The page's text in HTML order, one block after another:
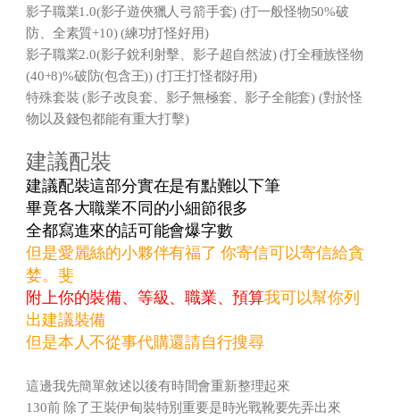
影子職業1.0(影子遊俠獵人弓箭手套) (打一般怪物50%破
防、全素質+10) (練功打怪好用)
影子職業2.0(影子銳利射擊、影子超自然波) (打全種族怪物
(40+8)%破防(包含王)) (打王打怪都好用)
特殊套裝 (影子改良套、影子無極套、影子全能套) (對於怪
物以及錢包都能有重大打擊)
建議配裝
建議配裝這部分實在是有點難以下筆
畢竟各大職業不同的小細節很多
全都寫進來的話可能會爆字數
但是愛麗絲的小夥伴有福了 你寄信可以寄信給貪
婪。斐
附上你的裝備、等級、職業、預算我可以幫你列
出建議裝備
但是本人不從事代購還請自行搜尋
這邊我先簡單敘述以後有時間會重新整理起來
130前 除了王裝伊甸裝特別重要是時光戰靴要先弄出來